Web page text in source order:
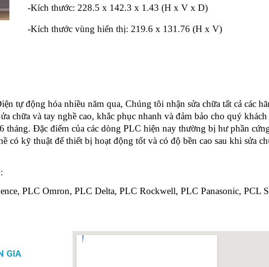
-Kích thước: 228.5 x 142.3 x 1.43 (H x V x D)
-Kích thước vùng hiển thị: 219.6 x 131.76 (H x V)
tự động hóa nhiều năm qua, Chúng tôi nhận sửa chữa tất cả các
chữa và tay nghề cao, khắc phục nhanh và đảm bảo cho quý
tháng. Đặc điểm của các dòng PLC hiện nay thường bị hư phần
có kỹ thuật để thiết bị hoạt động tốt và có độ bền cao sau khi sửa
PLC Omron, PLC Delta, PLC Rockwell, PLC Panasonic, PCL
GIA